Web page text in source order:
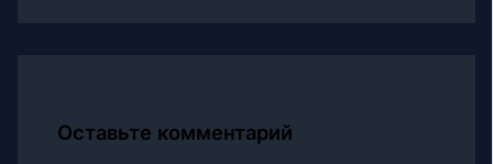
Оставьте комментарий